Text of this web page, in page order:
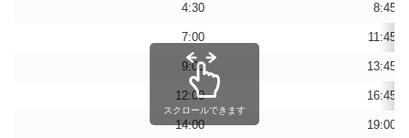
4:30 8:45
7:00 11:45
9:00 13:45
12:00 16:45
14:00 19:00
スクロールできます